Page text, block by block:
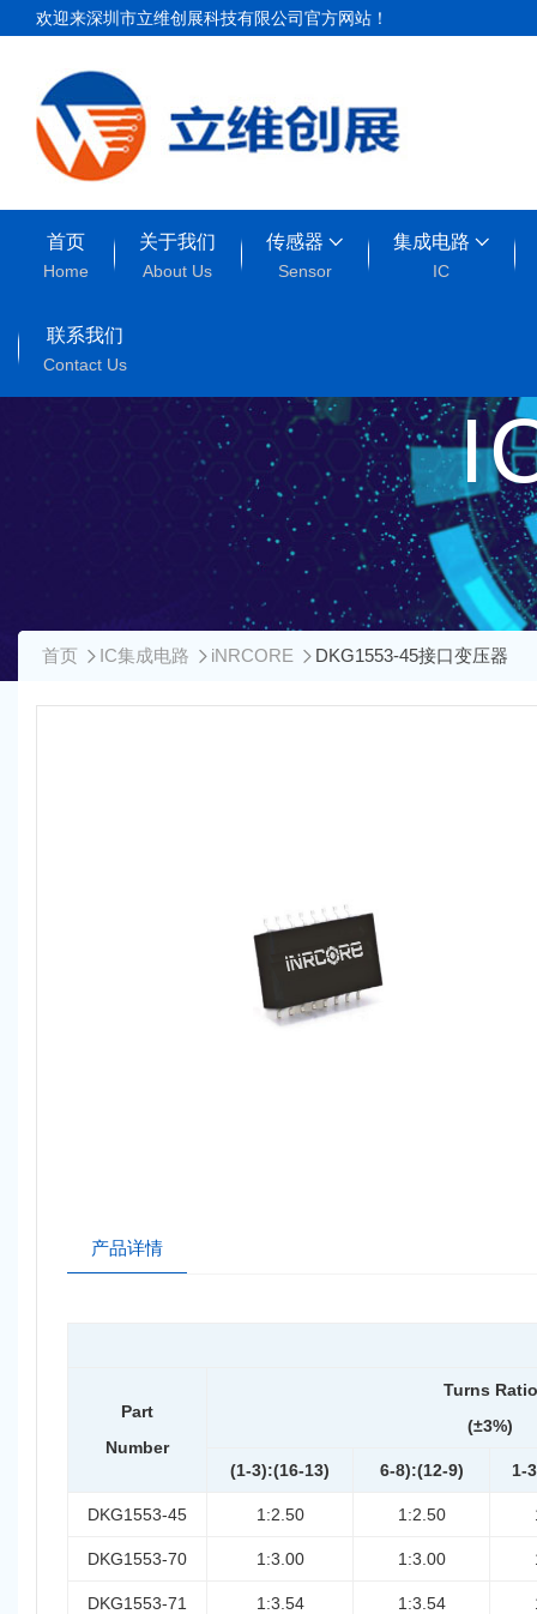
欢迎来深圳市立维创展科技有限公司官方网站！
首页
Home
关于我们
About Us
传感器
Sensor
集成电路
IC
联系我们
Contact Us
首页 IC集成电路 iNRCORE DKG1553-45接口变压器
产品详情
Part
Number
Turns Ratio
(±3%)
(1-3):(16-13) 6-8):(12-9) 1-
DKG1553-45 1:2.50 1:2.50
DKG1553-70 1:3.00 1:3.00
DKG1553-71 1:3.54 1:3.54